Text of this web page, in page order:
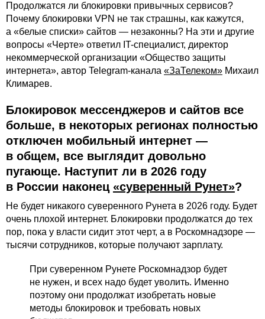
Продолжатся ли блокировки привычных сервисов?
Почему блокировки VPN не так страшны, как кажутся,
а «белые списки» сайтов — незаконны? На эти и другие
вопросы «Черте» ответил IT-специалист, директор
некоммерческой организации «Общество защиты
интернета», автор Telegram-канала «ЗаТелеком» Михаил
Климарев.
Блокировок мессенджеров и сайтов все
больше, в некоторых регионах полностью
отключен мобильный интернет —
в общем, все выглядит довольно
пугающе. Наступит ли в 2026 году
в России наконец «суверенный Рунет»?
Не будет никакого суверенного Рунета в 2026 году. Будет
очень плохой интернет. Блокировки продолжатся до тех
пор, пока у власти сидит этот черт, а в Роскомнадзоре —
тысячи сотрудников, которые получают зарплату.
При суверенном Рунете Роскомнадзор будет
не нужен, и всех надо будет уволить. Именно
поэтому они продолжат изобретать новые
методы блокировок и требовать новых